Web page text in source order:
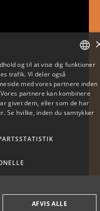
DANISH
og til at vise dig funktioner
trafik. Vi deler også
med vores partnere inden
partnere kan kombinere
givet dem, eller som de har
Se hvilke, inden du samtykker
AFVIS ALLE